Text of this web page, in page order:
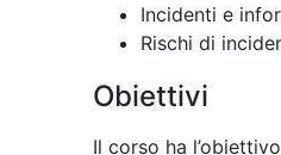
Incidenti e
Rischi di
Obiettivi
Il corso ha